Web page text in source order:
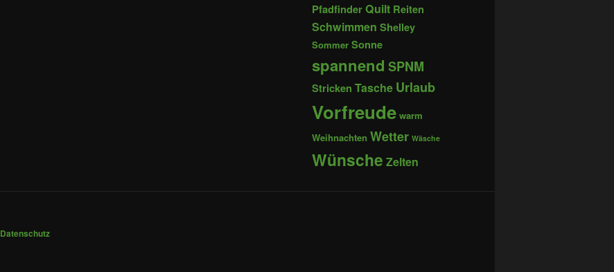
PfadfinderQuilt Reiten
Schwimmen Shelley
Sommer Sonne
spannend SPNM
Stricken Tasche Urlaub
Vorfreude warm
Weihnachten Wetter Wäsche
Wünsche Zelten
Datenschutz